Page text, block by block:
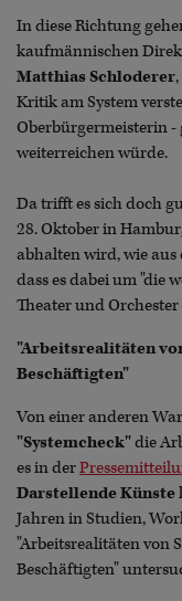
In diese Richtung
kaufmännischen
Matthias Schloderer
Kritik am System
Oberbürgermeisterin -
weiterreichen würde.
Da trifft es sich doch
28. Oktober in
abhalten wird, wie aus
dass es dabei um "die
Theater und
"Arbeitsrealitäten
Beschäftigten"
Von einer anderen
"Systemcheck"die
es in der
Darstellende Künste
Jahren in Studien,
"Arbeitsrealitäten von
Beschäftigten"